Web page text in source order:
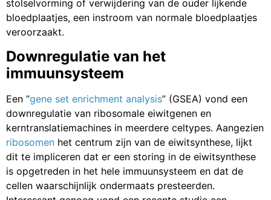
stolselvorming of verwijdering van de ouder lijkende
bloedplaatjes, een instroom van normale bloedplaatjes
veroorzaakt.
Downregulatie van het
immuunsysteem
Een “gene set enrichment analysis” (GSEA) vond een
downregulatie van ribosomale eiwitgenen en
kerntranslatiemachines in meerdere celtypes. Aangezien
ribosomen het centrum zijn van de eiwitsynthese, lijkt
dit te impliceren dat er een storing in de eiwitsynthese
is opgetreden in het hele immuunsysteem en dat de
cellen waarschijnlijk ondermaats presteerden.